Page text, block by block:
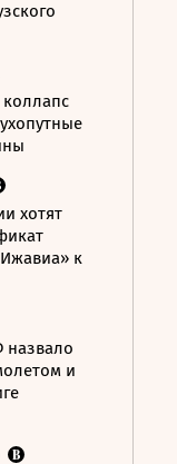
хотят
к
назвало
и